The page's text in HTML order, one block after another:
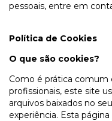
pessoais, entre em
Política de Cookies
O que são cookies?
Como é prática comum
profissionais, este site
arquivos baixados no
experiência. Esta